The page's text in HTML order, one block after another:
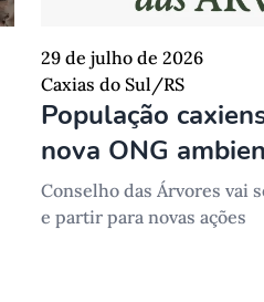
29 de julho de 2026
Caxias do Sul/RS
População
nova ONG
Conselho das Árvores vai
e partir para novas ações